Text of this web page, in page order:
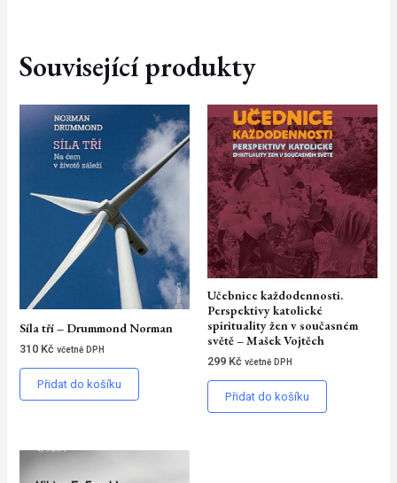
Související produkty
Síla tří – Drummond Norman
310 Kč včetně DPH
Přidat do košíku
Učebnice každodennosti.
Perspektivy katolické
spirituality žen v současném
světě – Mašek Vojtěch
299 Kč včetně DPH
Přidat do košíku